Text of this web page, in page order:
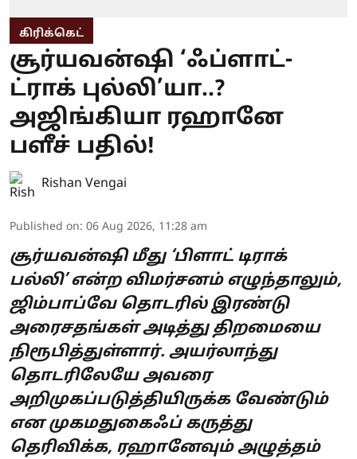
கிரிக்கெட்
சூர்யவன்ஷி ‘ஃப்ளாட்-
ட்ராக் புல்லி’யா..?
அஜிங்கியா ரஹானே
பளீச் பதில்!
Rishan Vengai
Published on: 06 Aug 2026, 11:28 am
சூர்யவன்ஷி மீது ‘பிளாட் டிராக்
பல்லி’ என்ற விமர்சனம் எழுந்தாலும்,
ஜிம்பாப்வே தொடரில் இரண்டு
அரைசதங்கள் அடித்து திறமையை
நிரூபித்துள்ளார். அயர்லாந்து
தொடரிலேயே அவரை
அறிமுகப்படுத்தியிருக்க வேண்டும்
என முகமதுகைஃப் கருத்து
தெரிவிக்க, ரஹானேவும் அழுத்தம்